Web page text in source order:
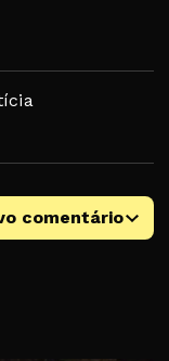
comentário